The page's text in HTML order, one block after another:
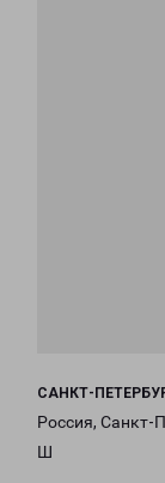
САНКТ-
Россия, Санкт-
Ш